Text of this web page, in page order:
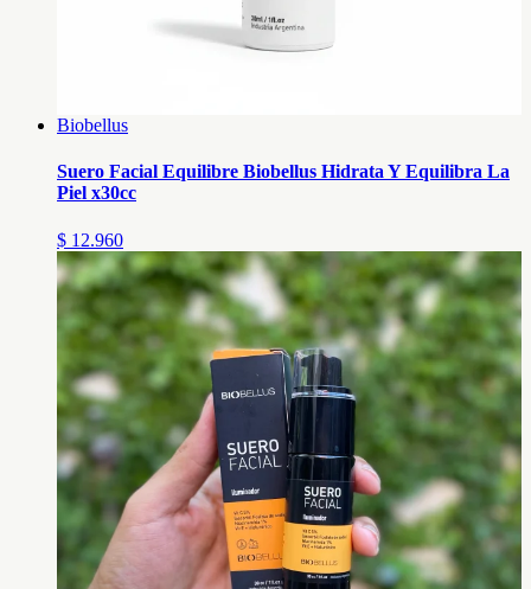
Biobellus
Suero Facial Equilibre Biobellus Hidrata Y Equilibra La
Piel x30cc
$ 12.960